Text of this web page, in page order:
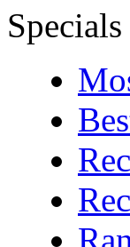
Specials